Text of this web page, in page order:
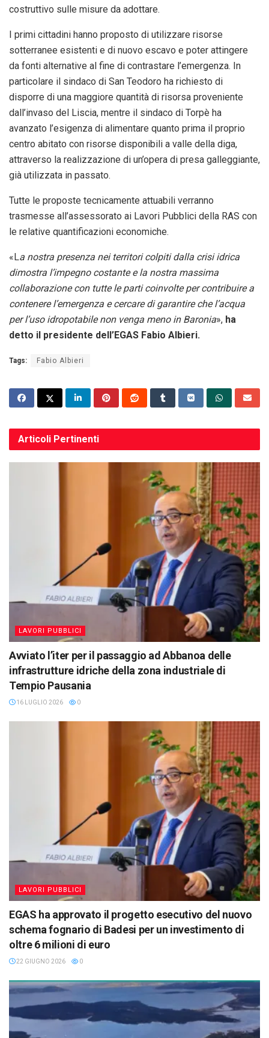
costruttivo sulle misure da adottare.
I primi cittadini hanno proposto di utilizzare risorse
sotterranee esistenti e di nuovo escavo e poter attingere
da fonti alternative al fine di contrastare l’emergenza. In
particolare il sindaco di San Teodoro ha richiesto di
disporre di una maggiore quantità di risorsa proveniente
dall’invaso del Liscia, mentre il sindaco di Torpè ha
avanzato l’esigenza di alimentare quanto prima il proprio
centro abitato con risorse disponibili a valle della diga,
attraverso la realizzazione di un’opera di presa galleggiante,
già utilizzata in passato.
Tutte le proposte tecnicamente attuabili verranno
trasmesse all’assessorato ai Lavori Pubblici della RAS con
le relative quantificazioni economiche.
«La nostra presenza nei territori colpiti dalla crisi idrica
dimostra l’impegno costante e la nostra massima
collaborazione con tutte le parti coinvolte per contribuire a
contenere l’emergenza e cercare di garantire che l’acqua
per l’uso idropotabile non venga meno in Baronia», ha
detto il presidente dell’EGAS Fabio Albieri.
Tags: Fabio Albieri
Articoli Pertinenti
LAVORI PUBBLICI
Avviato l’iter per il passaggio ad Abbanoa delle
infrastrutture idriche della zona industriale di
Tempio Pausania
16 LUGLIO 2026 0
LAVORI PUBBLICI
EGAS ha approvato il progetto esecutivo del nuovo
schema fognario di Badesi per un investimento di
oltre 6 milioni di euro
22 GIUGNO 2026 0